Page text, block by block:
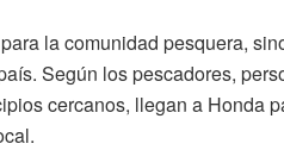
la comunidad pesquera,
Según los pescadores,
cercanos, llegan a Honda